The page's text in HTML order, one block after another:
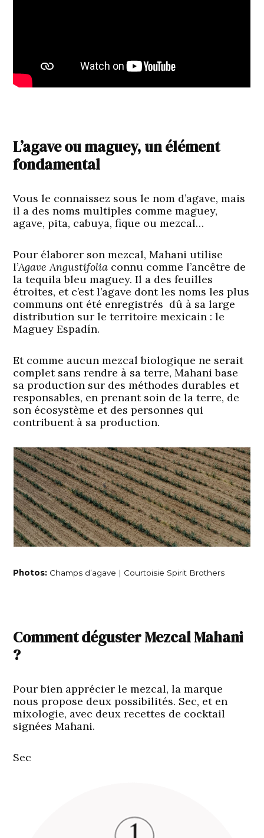
L’agave ou maguey, un élément
fondamental
Vous le connaissez sous le nom d’agave, mais
il a des noms multiples comme maguey,
agave, pita, cabuya, fique ou mezcal…
Pour élaborer son mezcal, Mahani utilise
l’Agave Angustifolia connu comme l’ancêtre de
la tequila bleu maguey. Il a des feuilles
étroites, et c’est l’agave dont les noms les plus
communs ont été enregistrés dû à sa large
distribution sur le territoire mexicain : le
Maguey Espadín.
Et comme aucun mezcal biologique ne serait
complet sans rendre à sa terre, Mahani base
sa production sur des méthodes durables et
responsables, en prenant soin de la terre, de
son écosystème et des personnes qui
contribuent à sa production.
Photos: Champs d’agave | Courtoisie Spirit Brothers
Comment déguster Mezcal Mahani
?
Pour bien apprécier le mezcal, la marque
nous propose deux possibilités. Sec, et en
mixologie, avec deux recettes de cocktail
signées Mahani.
Sec